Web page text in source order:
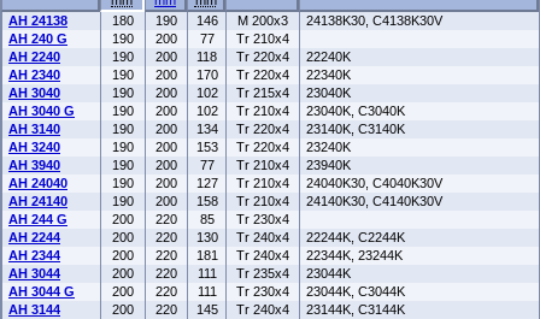
AH 24138 180 190 146 M 200x3
24138K30, C4138K30V
AH 240 G
190 200 77
Tr 210x4
AH 2240
190 200 118 Tr 220x4
22240K
AH 2340
190 200 170 Tr 220x4
22340K
AH 3040
190 200 102 Tr 215x4
23040K
AH 3040 G
190 200 102 Tr 210x4
23040K, C3040K
AH 3140
190 200 134 Tr 220x4
23140K, C3140K
AH 3240
190 200 153 Tr 220x4
23240K
AH 3940
190 200 77 Tr 210x4
23940K
AH 24040
190 200 127 Tr 210x4
24040K30, C4040K30V
AH 24140
190 200 158 Tr 210x4
24140K30, C4140K30V
AH 244 G
200 220 85
Tr 230x4
AH 2244
200 220 130 Tr 240x4
22244K, C2244K
AH 2344
200 220 181 Tr 240x4
22344K, 23244K
AH 3044
200 220 111 Tr 235x4
23044K
AH 3044 G
200 220 111 Tr 230x4
23044K, C3044K
AH 3144
200 220 145 Tr 240x4
23144K, C3144K